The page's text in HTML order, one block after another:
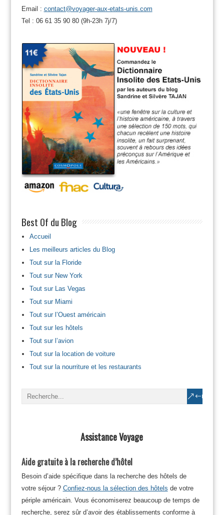
Email : contact@voyager-aux-etats-unis.com
Tel : 06 61 35 90 80 (9h-23h 7j/7)
Best Of du Blog
Accueil
Les meilleurs articles du Blog
Tout sur la Floride
Tout sur New York
Tout sur Las Vegas
Tout sur Miami
Tout sur l’Ouest américain
Tout sur les hôtels
Tout sur l’avion
Tout sur la location de voiture
Tout sur la nourriture et les restaurants
Assistance Voyage
Aide gratuite à la recherche d’hôtel
Besoin d’aide spécifique dans la recherche des hôtels de
votre séjour ? Confiez-nous la sélection des hôtels de votre
périple américain. Vous économiserez beaucoup de temps de
recherche, serez sûr d’avoir des établissements conforme à